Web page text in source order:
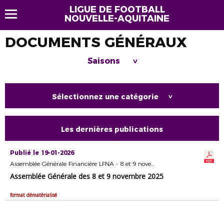
LIGUE DE FOOTBALL
NOUVELLE-AQUITAINE
DOCUMENTS GÉNÉRAUX
Saisons >
Sélectionnez une catégorie >
Les dernières publications
Publié le 19-01-2026
Assemblée Générale Financière LFNA - 8 et 9 novembre 2025 - Format dématérialisé
Assemblée Générale des 8 et 9 novembre 2025
format dématérialisé